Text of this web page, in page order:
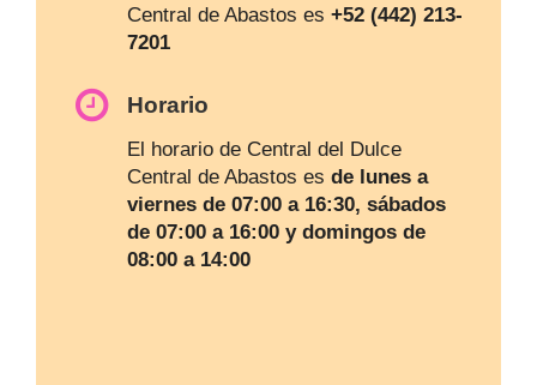
Central de Abastos es +52 (442) 213-
7201
Horario
El horario de Central del Dulce
Central de Abastos es de lunes a
viernes de 07:00 a 16:30, sábados
de 07:00 a 16:00 y domingos de
08:00 a 14:00